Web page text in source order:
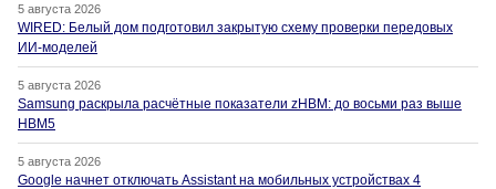
5 августа 2026
WIRED: Белый дом подготовил закрытую схему проверки передовых
ИИ-моделей
5 августа 2026
Samsung раскрыла расчётные показатели zHBM: до восьми раз выше
HBM5
5 августа 2026
Google начнет отключать Assistant на мобильных устройствах 4